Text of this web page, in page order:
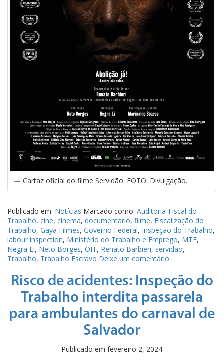
Cartaz oficial do filme Servidão. FOTO: Divulgação.
Publicado em: Notícias Marcado como: Auditoria-Fiscal do
Trabalho, cine, cinema, documentário, filme, Fiscalização do
Trabalho, Gaya Filmes, Governo Federal, Inspeção do Trabalho,
labour inspection, Ministério do Trabalho e Emprego, MTE,
Negra Li, Neto Borges, OIT, Renato Barbieri, servidão,
Trabalho, Trabalho Escravo Deixe um comentário
Risco de acidentes: Inspeção do
Trabalho interdita passarela
para ambulantes do carnaval de
Salvador
Publicado em fevereiro 2, 2024